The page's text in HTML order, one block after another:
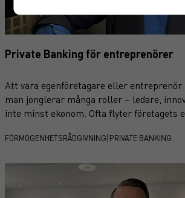
Private Banking för entreprenörer
Att vara egenföretagare eller
man jonglerar många roller – ledare,
inte minst ekonom. Ofta flyter företagets
komplex och krävande.
FÖRMÖGENHETSRÅDGIVNING|PRIVATE BANKING